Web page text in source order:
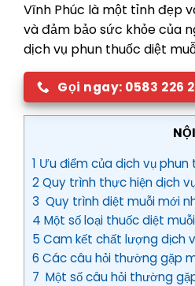
Vĩnh Phúc là một tỉnh đẹp
và đảm bảo sức khỏe của
dịch vụ phun thuốc diệt
Gọi ngay: 0583 226
1 Ưu điểm của dịch vụ
2 Quy trình thực hiện dịch
3 Quy trình diệt muỗi mới
4 Một số loại thuốc diệt
5 Cam kết chất lượng dịch
6 Các câu hỏi thường gặp
7 Một số câu hỏi thường